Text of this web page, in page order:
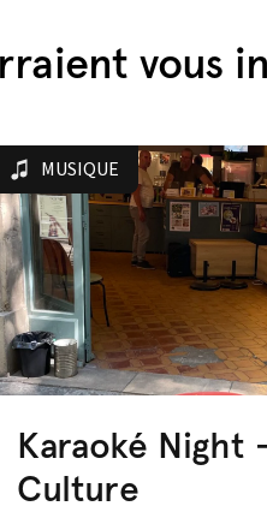
vous
MUSIQUE
Karaoké Night
Culture